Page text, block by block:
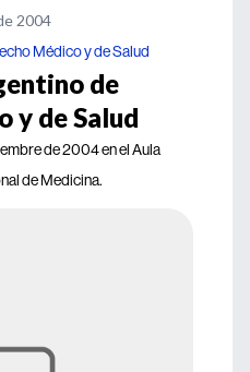
2004
Médico y de Salud
de
y de Salud
de 2004 en el Aula
de Medicina.